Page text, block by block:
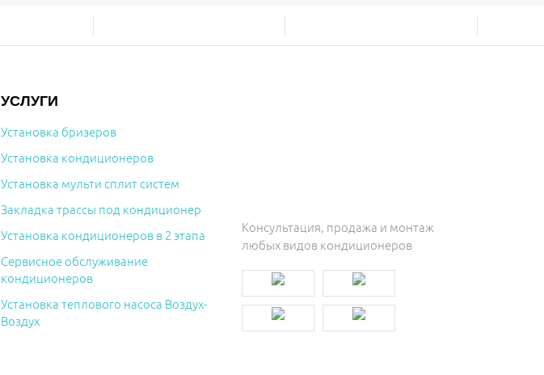
УСЛУГИ
Установка бризеров
Установка кондиционеров
Установка мульти сплит систем
Закладка трассы под кондиционер
Установка кондиционеров в 2 этапа
Сервисное обслуживание
кондиционеров
Установка теплового насоса Воздух-
Воздух
Консультация, продажа и монтаж
любых видов кондиционеров